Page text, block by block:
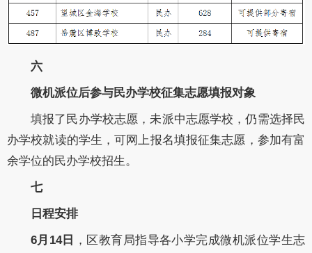
六
微机派位后参与民办学校征集志愿填报对象
填报了民办学校志愿，未派中志愿学校，仍需选择民
办学校就读的学生，可网上报名填报征集志愿，参加有富
余学位的民办学校招生。
七
日程安排
6月14日
，区教育局指导各小学完成微机派位学生志